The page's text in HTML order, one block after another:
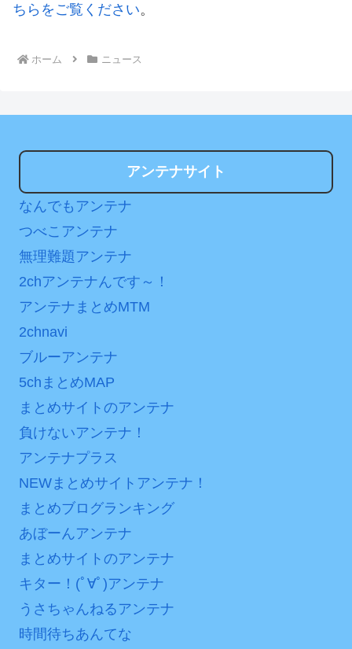
ちらをご覧ください。
ホーム ニュース
アンテナサイト
なんでもアンテナ
つべこアンテナ
無理難題アンテナ
2chアンテナんです～！
アンテナまとめMTM
2chnavi
ブルーアンテナ
5chまとめMAP
まとめサイトのアンテナ
負けないアンテナ！
アンテナプラス
NEWまとめサイトアンテナ！
まとめブログランキング
あぼーんアンテナ
まとめサイトのアンテナ
キター！(ﾟ∀ﾟ)アンテナ
うさちゃんねるアンテナ
時間待ちあんてな